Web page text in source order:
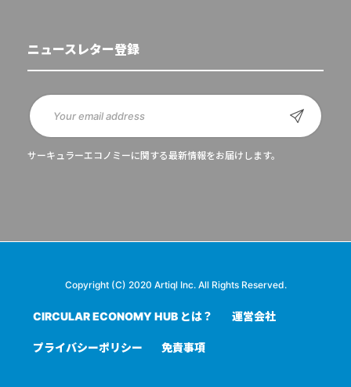
ニュースレター登録
サーキュラーエコノミーに関する最新情報をお届けします。
Copyright (C) 2020 Artiql Inc. All Rights Reserved.
CIRCULAR ECONOMY HUB とは？ 運営会社
プライバシーポリシー 免責事項